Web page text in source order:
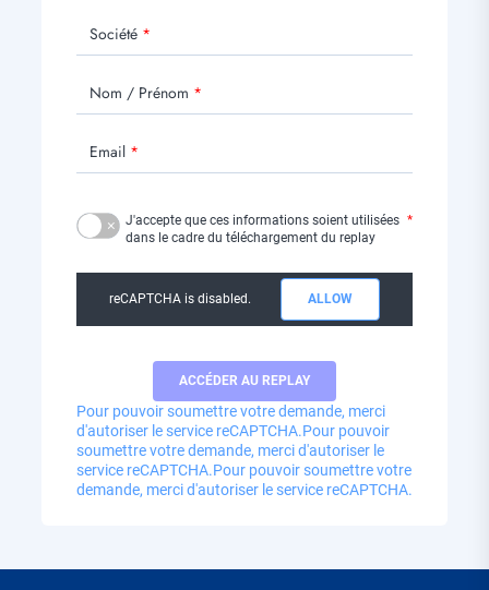
Société
Nom / Prénom
Email
J'accepte que ces informations soient utilisées
dans le cadre du téléchargement du replay
reCAPTCHA is disabled. ALLOW
Pour pouvoir soumettre votre demande, merci
d'autoriser le service reCAPTCHA.Pour pouvoir
soumettre votre demande, merci d'autoriser le
service reCAPTCHA.Pour pouvoir soumettre votre
demande, merci d'autoriser le service reCAPTCHA.